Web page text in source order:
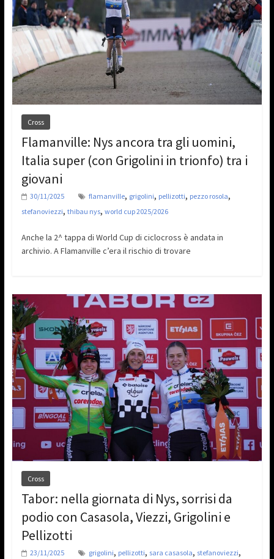
Cross
Flamanville: Nys ancora tra gli uomini,
Italia super (con Grigolini in trionfo) tra i
giovani
30/11/2025 flamanville, grigolini, pellizotti, pezzo rosola,
stefanoviezzi, thibau nys, world cup 2025/2026
Anche la 2^ tappa di World Cup di ciclocross è andata in
archivio. A Flamanville c’era il rischio di trovare
Cross
Tabor: nella giornata di Nys, sorrisi da
podio con Casasola, Viezzi, Grigolini e
Pellizotti
23/11/2025 grigolini, pellizotti, sara casasola, stefanoviezzi,